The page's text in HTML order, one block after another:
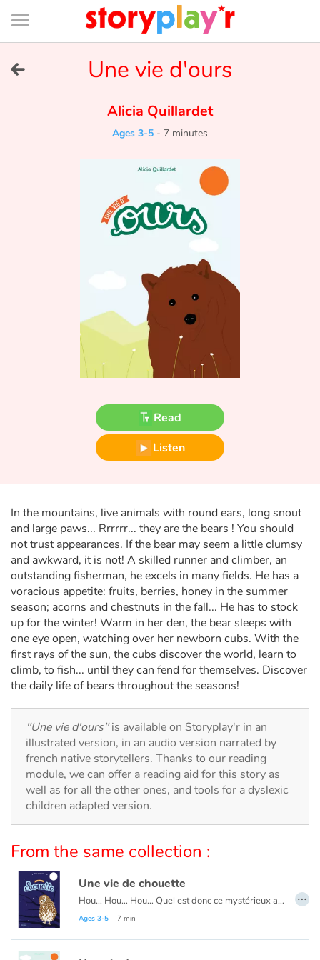
Connexion
Bibliothèque
de
page
Tales and classics in french
Fable, myth, literature and poetry
Princesses and princes, kings, queens and dragons
Heroines and Heroes
Travel, epic, investigation, adventure
Around the world
Learning
Arts, space, activities
Documentaries
With the family
Daily life and hobbies
At school
Love and friendship
Social issues
Emotions and feelings
Une vie d'ours
Alicia Quillardet
Ages 3-5 - 7 minutes
Read
Listen
In the mountains, live animals with round ears, long snout
and large paws... Rrrrrr... they are the bears ! You should
not trust appearances. If the bear may seem a little clumsy
and awkward, it is not! A skilled runner and climber, an
outstanding fisherman, he excels in many fields. He has a
voracious appetite: fruits, berries, honey in the summer
season; acorns and chestnuts in the fall... He has to stock
up for the winter! Warm in her den, the bear sleeps with
one eye open, watching over her newborn cubs. With the
first rays of the sun, the cubs discover the world, learn to
climb, to fish... until they can fend for themselves. Discover
the daily life of bears throughout the seasons!
"Une vie d'ours"is available on Storyplay'r in an
illustrated version, in an audio version narrated by
french native storytellers. Thanks to our reading
module, we can offer a reading aid for this story as
well as for all the other ones, and tools for a dyslexic
children adapted version.
From the same collection :
Une vie de chouette
Hou… Hou… Hou… Quel est donc ce mystérieux animal que l’on n’entend qu’à la nuit tombée ? C’est la chouette, pardi ! Avec ces grands yeux ronds, son petit bec crochu et sa tête qui peut quasiment faire un tour sur elle-même, la chouette est un redoutable prédateur ! Les sens en alerte, elle est l’affût du moindre bruit, du moindre mouvement… Petits rongeurs et insectes sont ses mets préférés ! Avec sa famille, la chouette est fidèle et attentionnée. Les couples se forment pour la vie et prennent soin de leur progéniture à tour de rôle. Même si à l’automne, la famille se sépare, les parents se retrouveront au printemps prochain tandis que les petits vivront de leur côté… leur chouette de vie !
Ages 3-5 - 7 min
…